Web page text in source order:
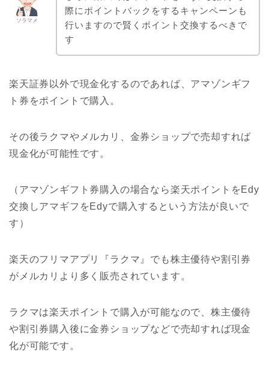
ソラマメ
際にポイントバックをするキャンペーンも
行いますので賢くポイント交換するべきで
す
楽天証券以外で現金化するのであれば、アマゾンギフ
ト券をポイントで購入。
その後ラクマやメルカリ、金券ショップで売却すれば
現金化が可能性です。
（アマゾンギフト券購入の場合なら楽天ポイントをEdy
交換しアマギフをEdyで購入するという方法が良いで
す）
楽天のフリマアプリ『ラクマ』でも株主優待や割引券
がメルカリより多く販売されています。
ラクマは楽天ポイントで購入が可能なので、株主優待
や割引券購入後に金券ショップなどで売却すれば現金
化が可能です。